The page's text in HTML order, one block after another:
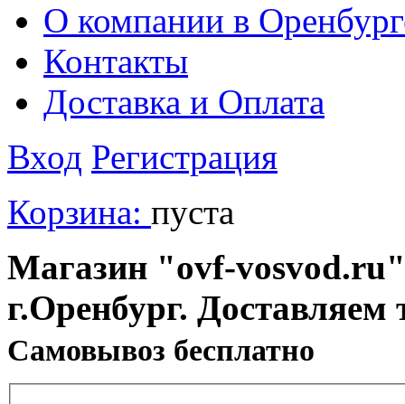
О компании в
Контакты
Доставка и Оплата
Вход Регистрация
Корзина: пуста
Магазин "ovf-vosvod.ru"
г.Оренбург.
Cамовывоз бесплатно